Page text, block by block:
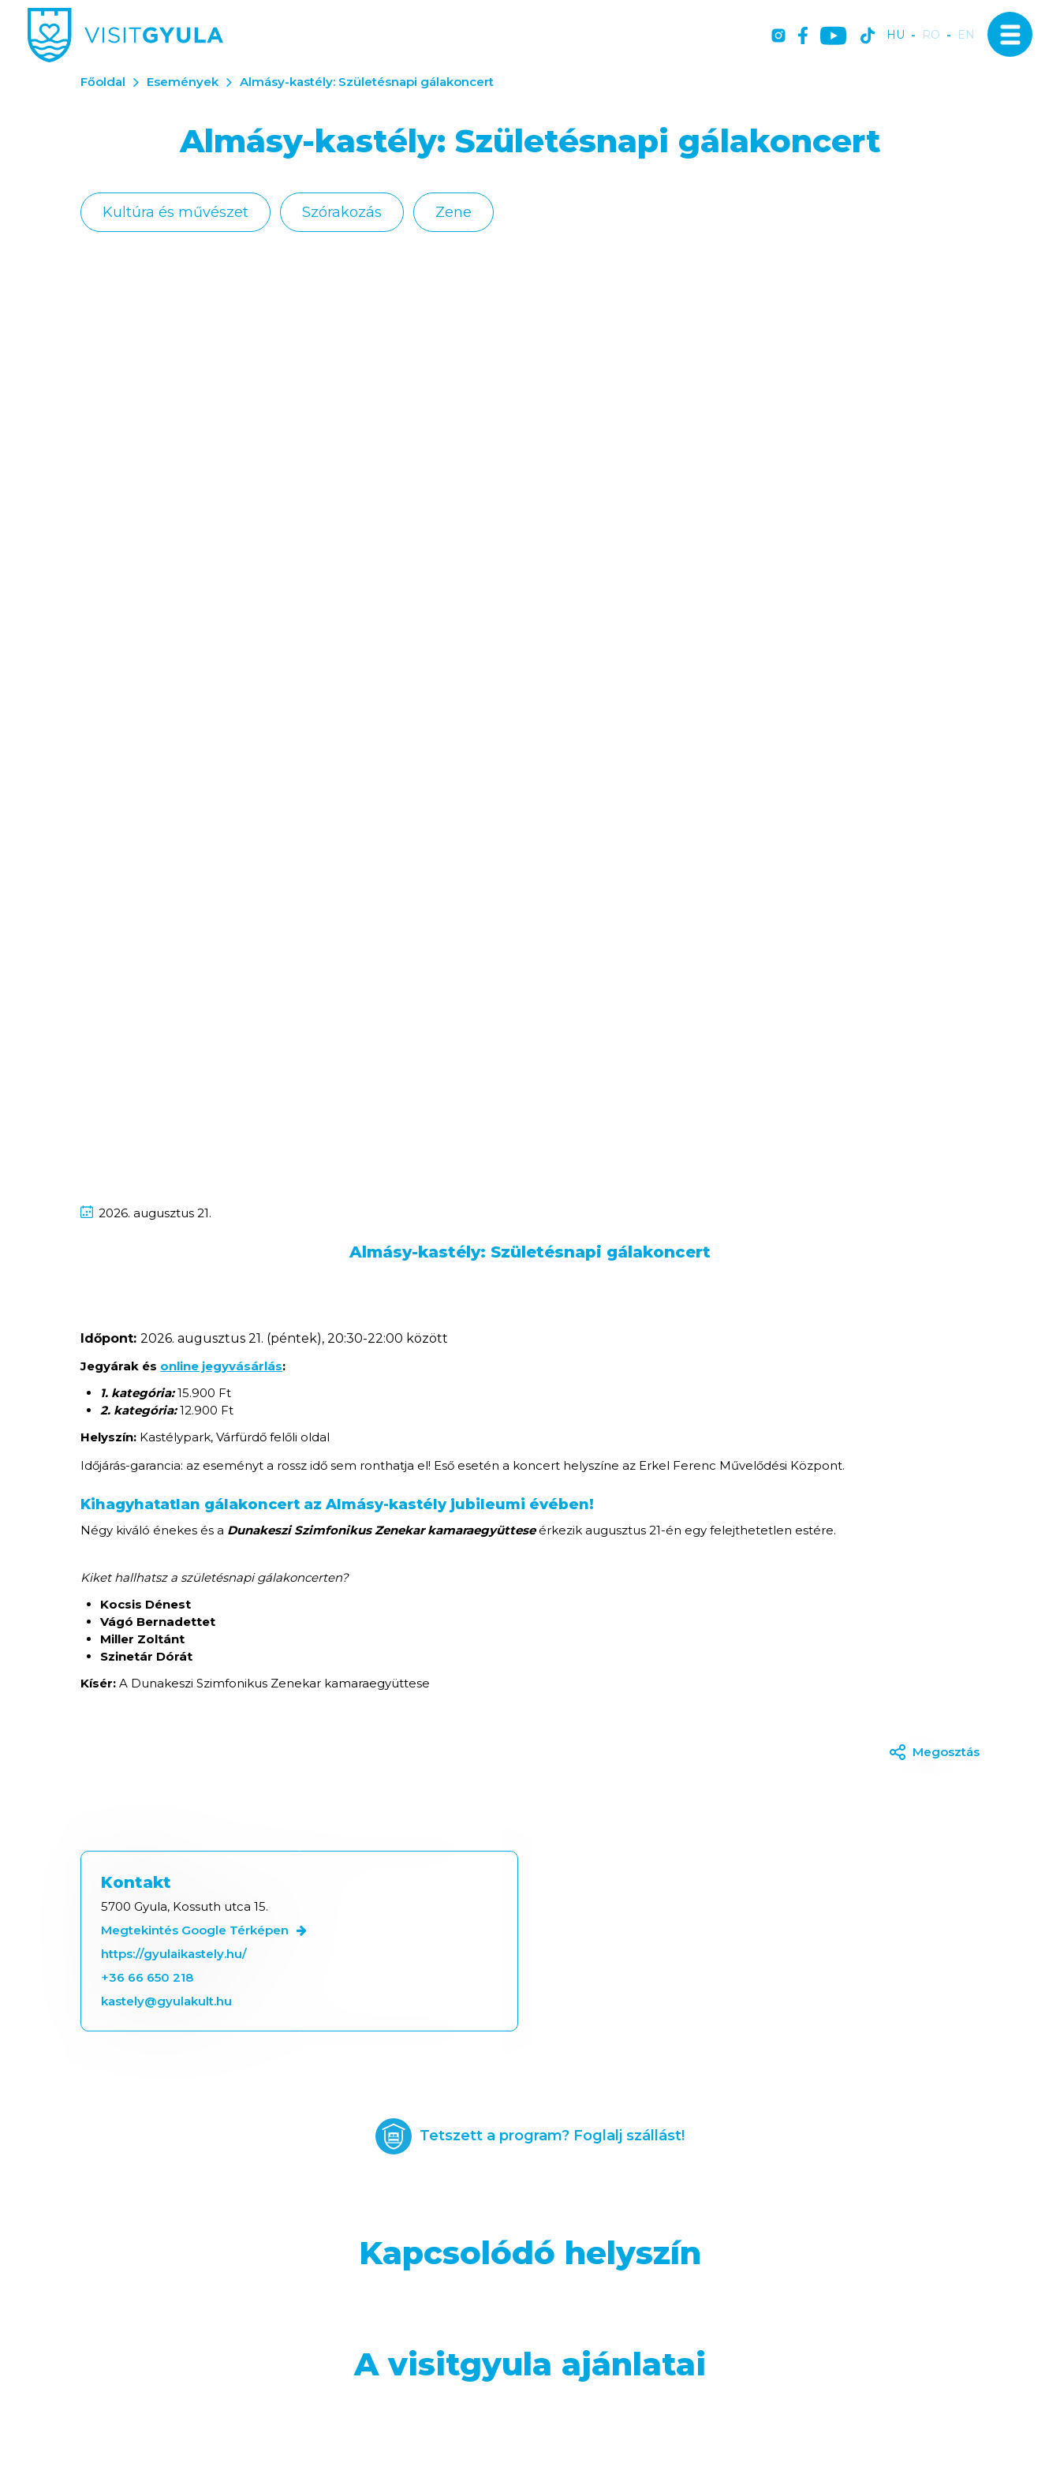
HU - RO - EN
Főoldal Események Almásy-kastély: Születésnapi gálakoncert
Almásy-kastély: Születésnapi gálakoncert
Kultúra és művészet Szórakozás Zene
2026. augusztus 21.
Almásy-kastély: Születésnapi gálakoncert
Időpont: 2026. augusztus 21. (péntek), 20:30-22:00 között
Jegyárak és online jegyvásárlás:
1. kategória:15.900 Ft
2. kategória:12.900 Ft
Helyszín: Kastélypark, Várfürdő felőli oldal
Időjárás-garancia: az eseményt a rossz idő sem ronthatja el! Eső esetén a koncert helyszíne az Erkel Ferenc Művelődési Központ.
Kihagyhatatlan gálakoncert az Almásy-kastély jubileumi évében!
Négy kiváló énekes és a Dunakeszi Szimfonikus Zenekar kamaraegyütteseérkezik augusztus 21-én egy felejthetetlen estére.
Kiket hallhatsz a születésnapi gálakoncerten?
Kocsis Dénest
Vágó Bernadettet
Miller Zoltánt
Szinetár Dórát
Kísér: A Dunakeszi Szimfonikus Zenekar kamaraegyüttese
Megosztás
Kontakt
5700 Gyula, Kossuth utca 15.
Megtekintés Google Térképen
https://gyulaikastely.hu/
+36 66 650 218
kastely@gyulakult.hu
Tetszett a program? Foglalj szállást!
Kapcsolódó helyszín
A visitgyula ajánlatai